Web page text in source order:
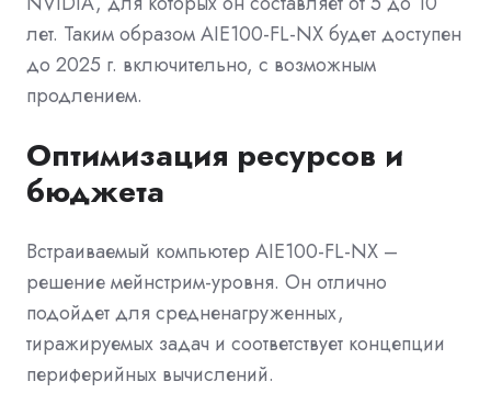
лет. Таким образом AIE100-FL-NX будет доступен
до 2025 г. включительно, с возможным
продлением.
Оптимизация ресурсов и
бюджета
Встраиваемый компьютер AIE100-FL-NX –
решение мейнстрим-уровня. Он отлично
подойдет для средненагруженных,
тиражируемых задач и соответствует концепции
периферийных вычислений.